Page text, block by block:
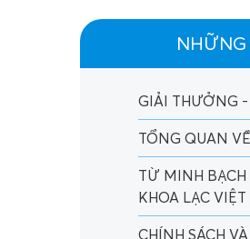
GIẢI THƯỞNG
TỔNG QUAN
TỪ MINH BẠCH
KHOA LẠC
CHÍNH SÁCH